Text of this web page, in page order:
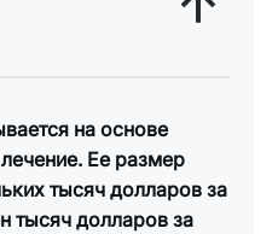
на основе
Ее размер
тысяч долларов за
тысяч долларов за